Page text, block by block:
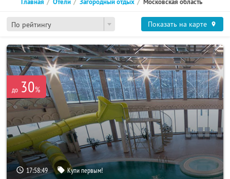
По рейтингу
Главная Отели Загородный отдых Московская область
Показать на карте
до 30%
17:58:49 Купи первым!